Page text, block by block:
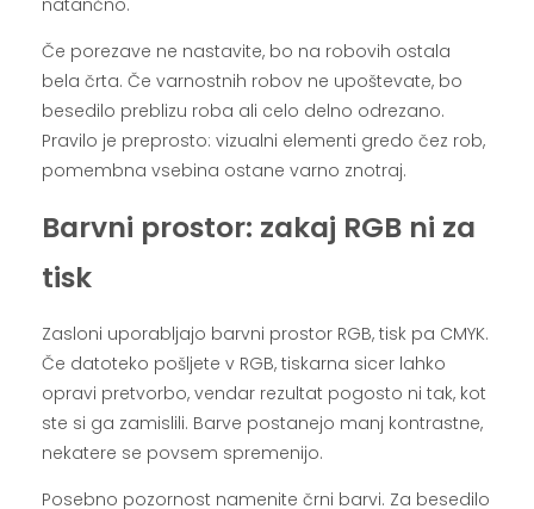
Če porezave ne nastavite, bo na robovih ostala
bela črta. Če varnostnih robov ne upoštevate, bo
besedilo preblizu roba ali celo delno odrezano.
Pravilo je preprosto: vizualni elementi gredo čez rob,
pomembna vsebina ostane varno znotraj.
Barvni prostor: zakaj RGB ni za
tisk
Zasloni uporabljajo barvni prostor RGB, tisk pa CMYK.
Če datoteko pošljete v RGB, tiskarna sicer lahko
opravi pretvorbo, vendar rezultat pogosto ni tak, kot
ste si ga zamislili. Barve postanejo manj kontrastne,
nekatere se povsem spremenijo.
Posebno pozornost namenite črni barvi. Za besedilo